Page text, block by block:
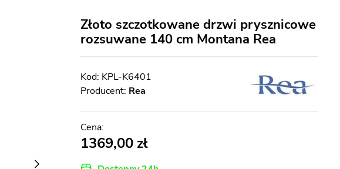
Złoto szczotkowane drzwi prysznicowe
rozsuwane 140 cm Montana Rea
KPL-K6401
Producent: Rea
1369,00